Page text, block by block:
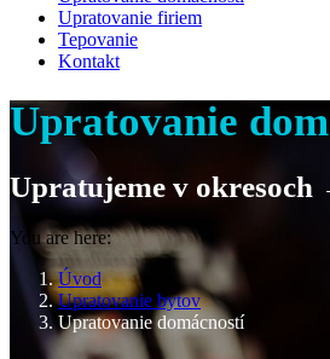
Upratovanie firiem
Tepovanie
Kontakt
Upratovanie
Upratujeme v
You are here:
Úvod
Upratovanie bytov
Upratovanie domácností